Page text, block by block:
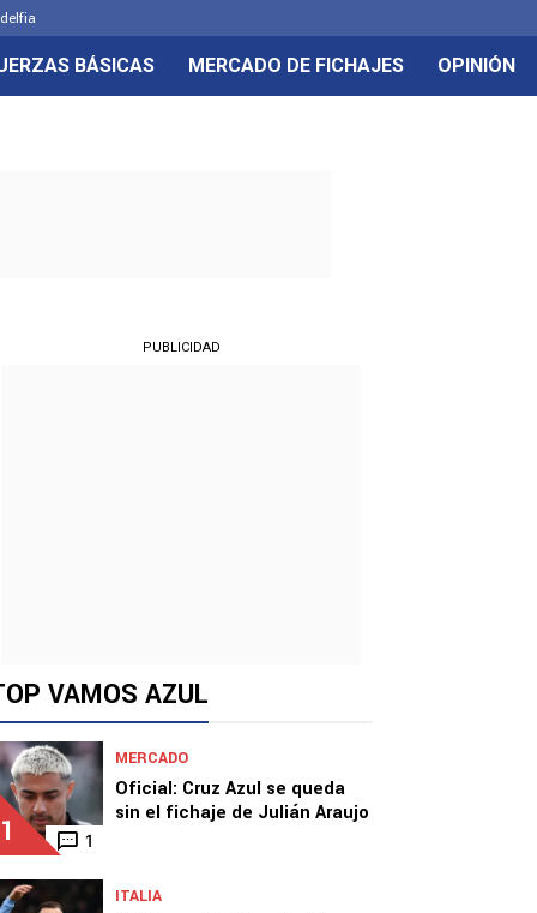
BÁSICAS MERCADO DE FICHAJES OPINIÓN
PUBLICIDAD
VAMOS AZUL
1 1
MERCADO
Oficial: Cruz Azul se queda
sin el fichaje de Julián Araujo
ITALIA